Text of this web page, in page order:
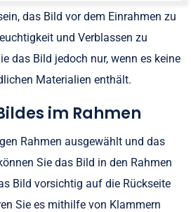
das Bild vor dem Einrahmen zu
und Verblassen zu
das Bild jedoch nur, wenn es keine
Materialien enthält.
im Rahmen
Rahmen ausgewählt und das
Sie das Bild in den Rahmen
Bild vorsichtig auf die Rückseite
Sie es mithilfe von Klammern